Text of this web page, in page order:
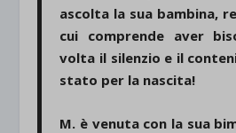
ascolta la sua bambina,
cui comprende aver
volta il silenzio e il
stato per la nascita!
M. è venuta con la sua